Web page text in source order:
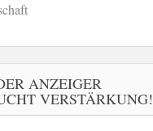
ANZEIGER
VERSTÄRKUNG!